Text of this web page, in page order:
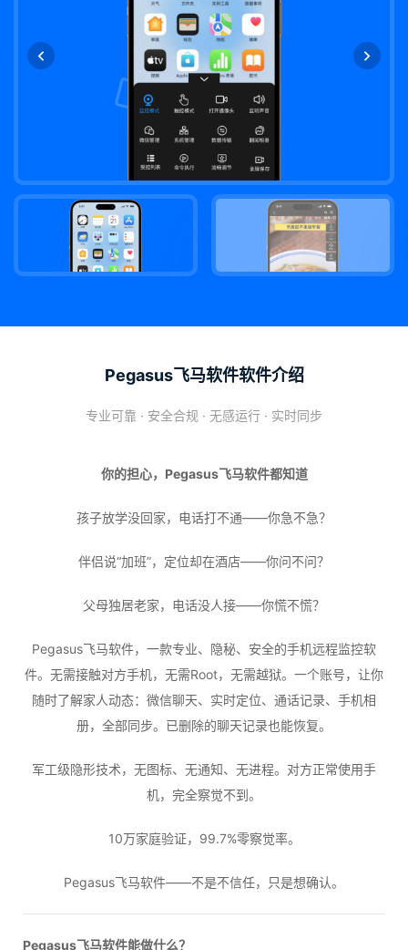
Pegasus飞马软件软件介绍
专业可靠 · 安全合规 · 无感运行 · 实时同步
你的担心，Pegasus飞马软件都知道
孩子放学没回家，电话打不通——你急不急？
伴侣说“加班”，定位却在酒店——你问不问？
父母独居老家，电话没人接——你慌不慌？
Pegasus飞马软件，一款专业、隐秘、安全的手机远程监控软
件。无需接触对方手机，无需Root，无需越狱。一个账号，让你
随时了解家人动态：微信聊天、实时定位、通话记录、手机相
册，全部同步。已删除的聊天记录也能恢复。
军工级隐形技术，无图标、无通知、无进程。对方正常使用手
机，完全察觉不到。
10万家庭验证，99.7%零察觉率。
Pegasus飞马软件——不是不信任，只是想确认。
Pegasus飞马软件能做什么？